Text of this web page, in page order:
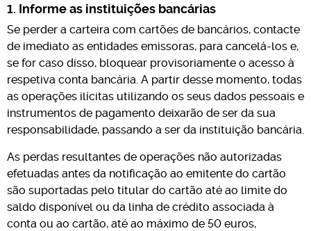
1. Informe as instituições bancárias
Se perder a carteira com cartões de bancários, contacte
de imediato as entidades emissoras, para cancelá-los e,
se for caso disso, bloquear provisoriamente o acesso à
respetiva conta bancária. A partir desse momento, todas
as operações ilícitas utilizando os seus dados pessoais e
instrumentos de pagamento deixarão de ser da sua
responsabilidade, passando a ser da instituição bancária.
As perdas resultantes de operações não autorizadas
efetuadas antes da notificação ao emitente do cartão
são suportadas pelo titular do cartão até ao limite do
saldo disponível ou da linha de crédito associada à
conta ou ao cartão, até ao máximo de 50 euros,